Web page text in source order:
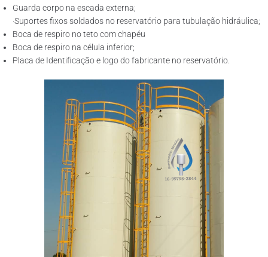
Guarda corpo na escada externa;
·Suportes fixos soldados no reservatório para tubulação hidráulica;
Boca de respiro no teto com chapéu
Boca de respiro na célula inferior;
Placa de Identificação e logo do fabricante no reservatório.